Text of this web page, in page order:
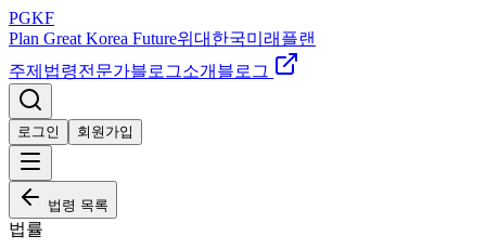
PGKF
Plan Great Korea Future위대한국미래플랜
주제 법령전문가블로그소개 블로그
로그인 회원가입
법령 목록
법률